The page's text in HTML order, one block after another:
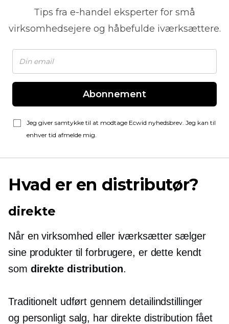
Tips fra e-handel eksperter for små
virksomhedsejere og håbefulde iværksættere.
Abonnement
Jeg giver samtykke til at modtage Ecwid nyhedsbrev. Jeg kan til
enhver tid afmelde mig.
Hvad er en distributør?
direkte
Når en virksomhed eller iværksætter sælger
sine produkter til forbrugere, er dette kendt
som direkte distribution.
Traditionelt udført gennem detailindstillinger
og personligtsalg, har direkte distribution fået